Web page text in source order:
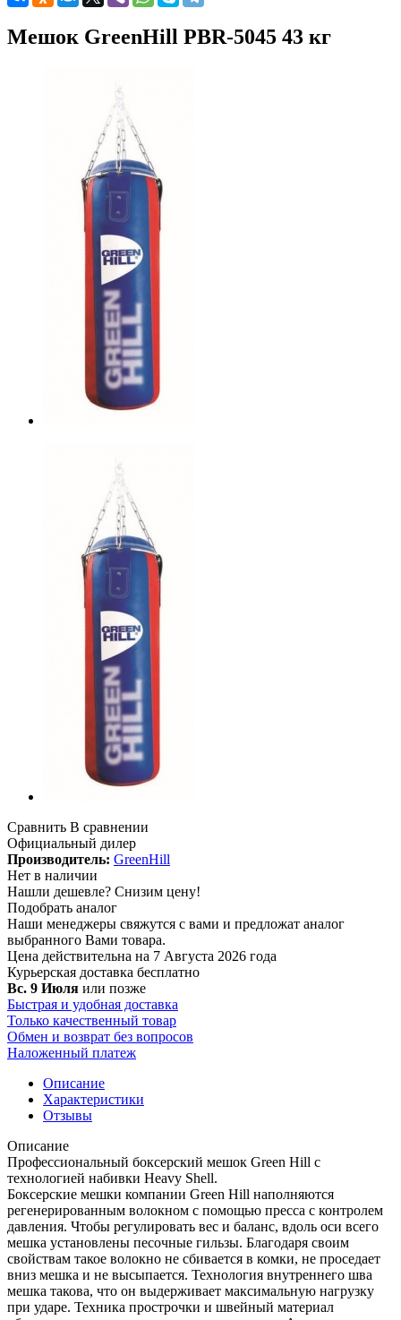
Мешок GreenHill PBR-5045 43 кг
Сравнить В сравнении
Официальный дилер
Производитель: GreenHill
Нет в наличии
Нашли дешевле? Снизим цену!
Подобрать аналог
Наши менеджеры свяжутся с вами и предложат аналог
выбранного Вами товара.
Цена действительна на 7 Августа 2026 года
Курьерская доставка бесплатно
Вс. 9 Июля или позже
Быстрая и удобная доставка
Только качественный товар
Обмен и возврат без вопросов
Наложенный платеж
Описание
Характеристики
Отзывы
Описание
Профессиональный боксерский мешок Green Hill с
технологией набивки Heavy Shell.
Боксерские мешки компании Green Hill наполняются
регенерированным волокном с помощью пресса с контролем
давления. Чтобы регулировать вес и баланс, вдоль оси всего
мешка установлены песочные гильзы. Благодаря своим
свойствам такое волокно не сбивается в комки, не проседает
вниз мешка и не высыпается. Технология внутреннего шва
мешка такова, что он выдерживает максимальную нагрузку
при ударе. Техника прострочки и швейный материал